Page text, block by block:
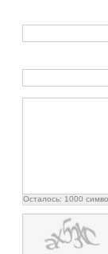
Осталось: 1000